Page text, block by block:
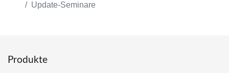
Update-Seminare
Produkte